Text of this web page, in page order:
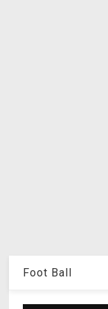
Foot Ball